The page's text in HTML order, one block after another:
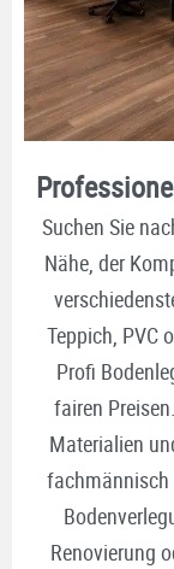
Suchen Sie
Nähe, der
Teppich, PVC
Profi
fairen
Materialien
fachmännisch
Renovierung